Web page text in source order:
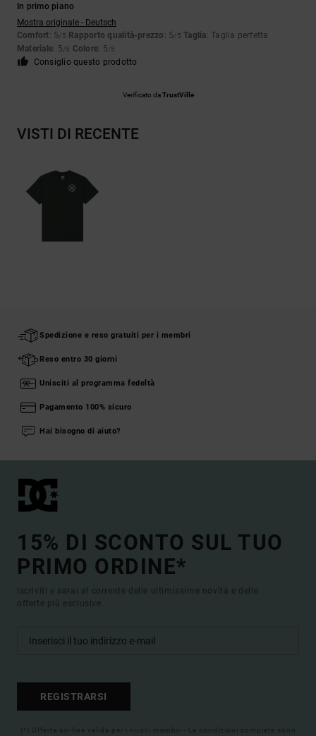
In primo piano
Mostra originale - Deutsch
Comfort: 5/5 Rapporto qualità-prezzo : 5/5 Taglia: Taglia perfetta
Materiale: 5/5 Colore: 5/5
Consiglio questo prodotto
Verificato daTrustVille
VISTI DI RECENTE
Spedizione e reso gratuiti per i membri
Reso entro 30 giorni
Unisciti al programma fedeltà
Pagamento 100% sicuro
Hai bisogno di aiuto?
15% DI SCONTO SUL TUO
PRIMO ORDINE*
Iscriviti e sarai al corrente delle ultimissime novità e delle
offerte più esclusive.
REGISTRARSI
(*) Offerta on-line valida per i nuovi membri - Le condizioni complete sono